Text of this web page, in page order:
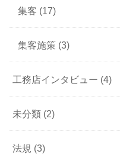
集客 (17)
集客施策 (3)
工務店インタビュー (4)
未分類 (2)
法規 (3)